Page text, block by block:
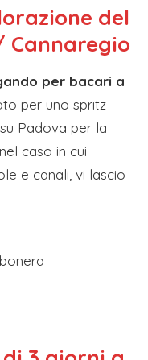
del
per bacari a
per uno spritz
Padova per la
caso in cui
e canali, vi lascio